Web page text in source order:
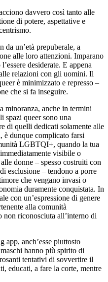
davvero così tanto alle
di potere, aspettative e
un’età prepuberale, a
alle loro attenzioni. Imparano
desiderate. E appena
relazioni con gli uomini. Il
è minimizzato e represso –
che si fa inseguire.
minoranza, anche in termini
spazi queer sono una
di quelli dedicati solamente alle
è dunque complicato farsi
LGBTQI+, quando la tua
visibile o
donne – spesso costruiti con
esclusione – tendono a porre
che vengano invasi o
duramente conquistata. In
con un’espressione di genere
alla comunità
non riconosciuta all’interno di
anch’esse piuttosto
hanno più spirito di
tentativi di sovvertire il
educati, a fare la corte, mentre